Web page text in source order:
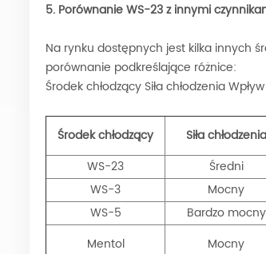
5. Porównanie WS-23 z innymi
Na rynku dostępnych jest kilka innych
porównanie podkreślające różnice:
Środek chłodzący Siła chłodzenia
Środek chłodzący Siła chłodzenia
WS-23
Średni
WS-3
Mocny
WS-5
Bardzo mocny
Mentol
Mocny